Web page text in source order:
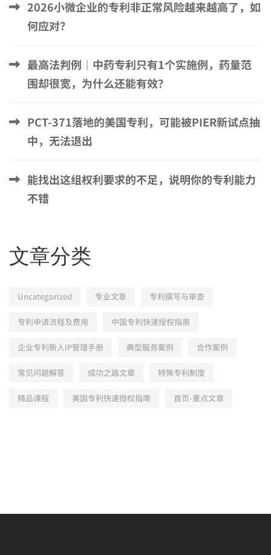
2026小微企业的专利非正常风险越来越高了，如
何应对？
最高法判例｜中药专利只有1个实施例，药量范
围却很宽，为什么还能有效？
PCT-371落地的美国专利，可能被PIER新试点抽
中，无法退出
能找出这组权利要求的不足，说明你的专利能力
不错
文章分类
Uncategorized 专业文章 专利撰写与审查
专利申请流程及费用 中国专利快速授权指南
企业专利新人IP管理手册 典型服务案例 合作案例
常见问题解答 成功之路文章 特殊专利制度
精品课程 美国专利快速授权指南 首页-重点文章